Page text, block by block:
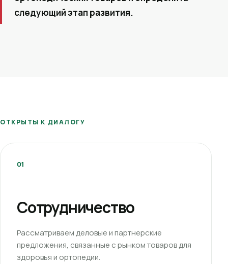
следующий этап развития.
ОТКРЫТЫ К ДИАЛОГУ
01
Сотрудничество
Рассматриваем деловые и партнерские
предложения, связанные с рынком товаров для
здоровья и ортопедии.